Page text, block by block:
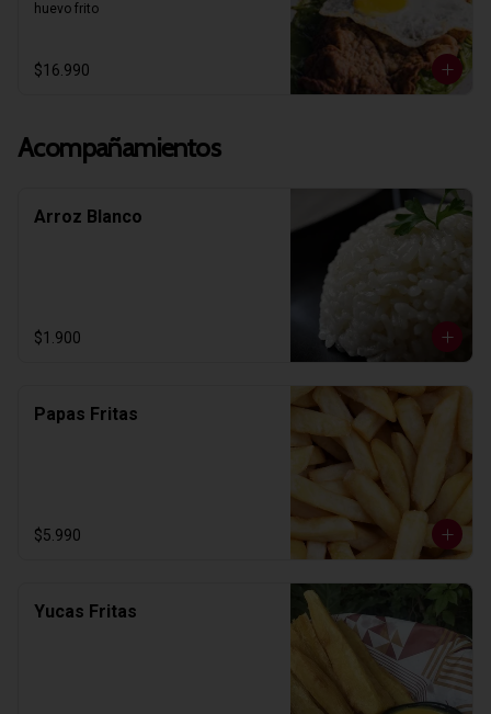
huevo frito
$16.990
Acompañamientos
Arroz Blanco
$1.900
Papas Fritas
$5.990
Yucas Fritas